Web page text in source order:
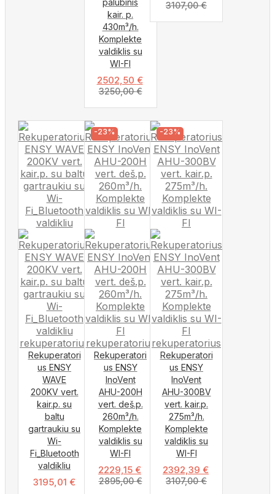
palubinis
kair. p.
430m³/h.
Komplekte
valdiklis su
WI-FI
2502,50 €
3250,00€
3107,00€
Rekuperatori
us ENSY
WAVE
200KV vert.
kair.p. su
baltu
gartraukiu su
Wi-
Fi_Bluetooth
valdikliu
3195,01 €
-23%
Rekuperatori
us ENSY
InoVent
AHU-200H
vert. deš.p.
260m³/h.
Komplekte
valdiklis su
WI-FI
2229,15 €
2895,00€
-23%
Rekuperatori
us ENSY
InoVent
AHU-300BV
vert. kair.p.
275m³/h.
Komplekte
valdiklis su
WI-FI
2392,39 €
3107,00€